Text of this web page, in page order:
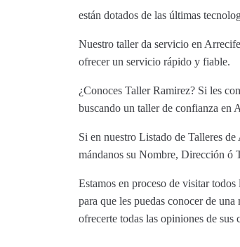
están dotados de las últimas
Nuestro taller da servicio en
ofrecer un servicio rápido y fiable.
¿Conoces Taller Ramirez? Si les
buscando un taller de confianza en
Si en nuestro Listado de Talleres
mándanos su Nombre, Dirección ó
Estamos en proceso de visitar
para que les puedas conocer de
ofrecerte todas las opiniones de